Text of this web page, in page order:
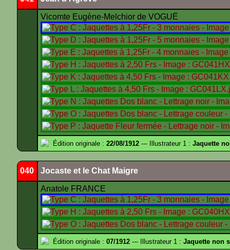
Vicomte Eugène-Melchior de VOGUË
Édition originale : 22/08/1912 --- Illustrateur 1 : Jaquette
040 Jocaste et le Chat Maigre
Anatole FRANCE
Édition originale : 07/1912 --- Illustrateur 1 : Jaquette non